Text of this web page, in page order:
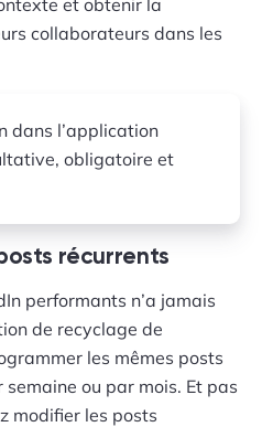
et obtenir la
collaborateurs dans les
récurrents
performants n’a jamais
de recyclage de
les mêmes posts
ou par mois. Et pas
modifier les posts